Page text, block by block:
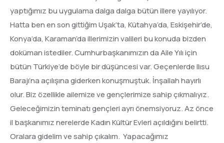
yaptığımız bu uygulama dalga dalga bütün illere yayılıyor.
Hatta ben en son gittiğim Uşak’ta, Kütahya’da, Eskişehir’de,
Konya’da, Karaman’da illerimizin valileri bu konuda bizden
doküman istediler. Cumhurbaşkanımızın da Aile Yılı için
bütün Türkiye’de böyle bir düşüncesi var. Geçenlerde Ilısu
Barajı’na açılışına giderken konuşmuştuk. İnşallah hayırlı
olur. Biz özellikle ailemize ve gençlerimize sahip çıkmalıyız.
Geleceğimizin teminatı gençleri ayrı önemsiyoruz. Az önce
il başkanımız nerelerde Kadın Kültür Evleri açıldığını belirtti.
Oralara gidelim ve sahip çıkalım. Yapacağımız